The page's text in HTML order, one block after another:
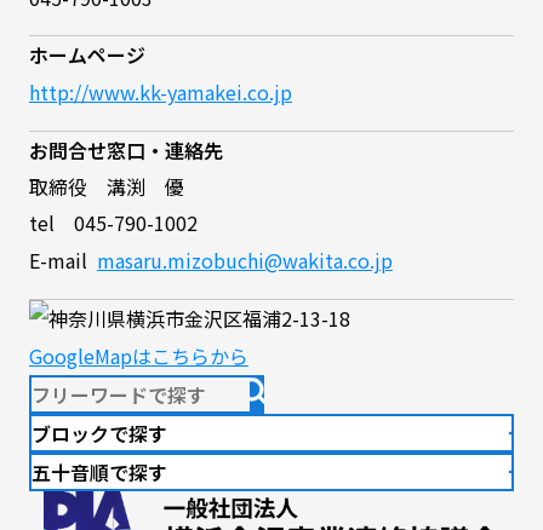
ホームページ
http://www.kk-yamakei.co.jp
お問合せ窓口・連絡先
取締役 溝渕 優
tel 045-790-1002
E-mail masaru.mizobuchi@wakita.co.jp
GoogleMapはこちらから
ブロックで探す
五十音順で探す